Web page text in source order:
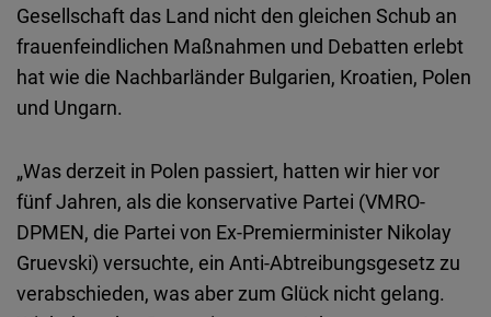
Gesellschaft das Land nicht den gleichen Schub an
frauenfeindlichen Maßnahmen und Debatten erlebt
hat wie die Nachbarländer Bulgarien, Kroatien, Polen
und Ungarn.
„Was derzeit in Polen passiert, hatten wir hier vor
fünf Jahren, als die konservative Partei (VMRO-
DPMEN, die Partei von Ex-Premierminister Nikolay
Gruevski) versuchte, ein Anti-Abtreibungsgesetz zu
verabschieden, was aber zum Glück nicht gelang.